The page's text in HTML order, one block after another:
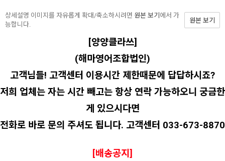
상세설명 이미지를 자유롭게 확대/축소하시려면 원본 보기 에서 가
능합니다.
원본 보기
[양양클라쓰]
(해마영어조합법인)
고객님들! 고객센터 이용시간 제한때문에 답답하시죠?
저희 업체는 자는 시간 빼고는 항상 연락 가능하오니 궁금한
게 있으시다면
전화로 바로 문의 주셔도 됩니다. 고객센터 033-673-8870
[배송공지]